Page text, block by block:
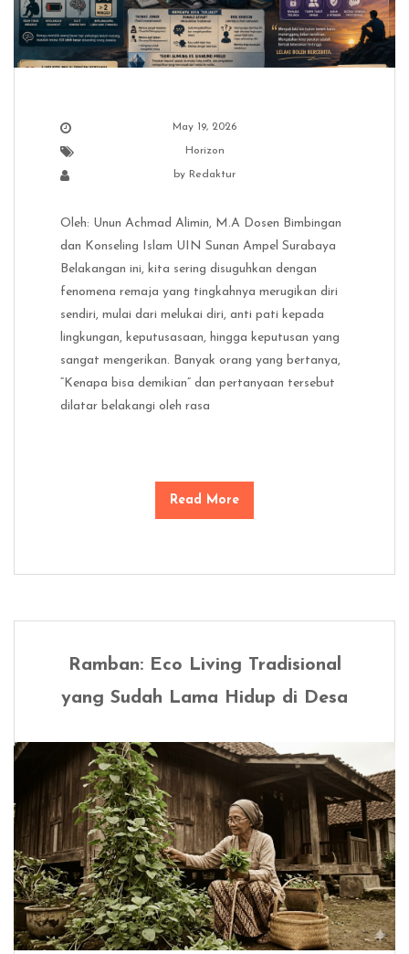
May 19, 2026
Horizon
by Redaktur
Oleh: Unun Achmad Alimin, M.A Dosen Bimbingan
dan Konseling Islam UIN Sunan Ampel Surabaya
Belakangan ini, kita sering disuguhkan dengan
fenomena remaja yang tingkahnya merugikan diri
sendiri, mulai dari melukai diri, anti pati kepada
lingkungan, keputusasaan, hingga keputusan yang
sangat mengerikan. Banyak orang yang bertanya,
“Kenapa bisa demikian” dan pertanyaan tersebut
dilatar belakangi oleh rasa
Read More
Ramban: Eco Living Tradisional
yang Sudah Lama Hidup di Desa